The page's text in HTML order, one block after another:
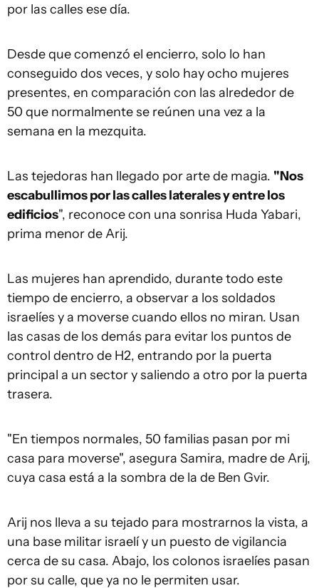
por las calles ese día.
Desde que comenzó el encierro, solo lo han
conseguido dos veces, y solo hay ocho mujeres
presentes, en comparación con las alrededor de
50 que normalmente se reúnen una vez a la
semana en la mezquita.
Las tejedoras han llegado por arte de magia. "Nos
escabullimos por las calles laterales y entre los
edificios", reconoce con una sonrisa Huda Yabari,
prima menor de Arij.
Las mujeres han aprendido, durante todo este
tiempo de encierro, a observar a los soldados
israelíes y a moverse cuando ellos no miran. Usan
las casas de los demás para evitar los puntos de
control dentro de H2, entrando por la puerta
principal a un sector y saliendo a otro por la puerta
trasera.
"En tiempos normales, 50 familias pasan por mi
casa para moverse", asegura Samira, madre de Arij,
cuya casa está a la sombra de la de Ben Gvir.
Arij nos lleva a su tejado para mostrarnos la vista, a
una base militar israelí y un puesto de vigilancia
cerca de su casa. Abajo, los colonos israelíes pasan
por su calle, que ya no le permiten usar.